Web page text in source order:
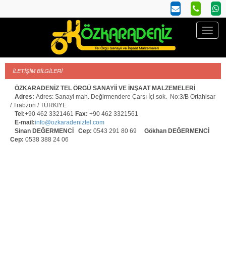
İLETİŞİM BİLGİLERİ
ÖZKARADENİZ TEL ÖRGÜ SANAYİİ VE İNŞAAT MALZEMELERİ
Adres: Adres: Sanayi mah. Değirmendere Çarşı İçi sok. No:3/B Ortahisar
/ Trabzon / TÜRKİYE
Tel:+90 462 3321461 Fax: +90 462 3321561
E-mail:info@ozkaradeniztel.com
Sinan DEĞERMENCİ Cep: 0543 291 80 69 Gökhan DEĞERMENCİ
Cep: 0538 388 24 06